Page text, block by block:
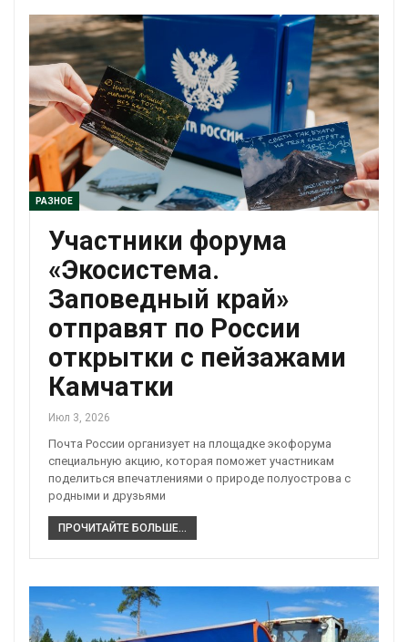
РАЗНОЕ
Участники форума
«Экосистема.
Заповедный край»
отправят по России
открытки с пейзажами
Камчатки
Июл 3, 2026
Почта России организует на площадке экофорума
специальную акцию, которая поможет участникам
поделиться впечатлениями о природе полуострова с
родными и друзьями
ПРОЧИТАЙТЕ БОЛЬШЕ...